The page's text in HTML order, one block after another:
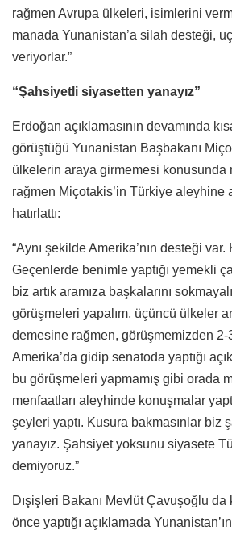
rağmen Avrupa ülkeleri, isimlerini
manada Yunanistan’a silah desteği,
veriyorlar.”
“Şahsiyetli siyasetten yanayız”
Erdoğan açıklamasının devamında
görüştüğü Yunanistan Başbakanı
ülkelerin araya girmemesi konusunda
rağmen Miçotakis’in Türkiye aleyhine
hatırlattı:
“Aynı şekilde Amerika’nın desteği var.
Geçenlerde benimle yaptığı yemekli
biz artık aramıza başkalarını
görüşmeleri yapalım, üçüncü ülkeler
demesine rağmen, görüşmemizden 2-
Amerika’da gidip senatoda yaptığı
bu görüşmeleri yapmamış gibi orada
menfaatları aleyhinde konuşmalar
şeyleri yaptı. Kusura bakmasınlar biz
yanayız. Şahsiyet yoksunu siyasete
demiyoruz.”
Dışişleri Bakanı Mevlüt Çavuşoğlu da
önce yaptığı açıklamada